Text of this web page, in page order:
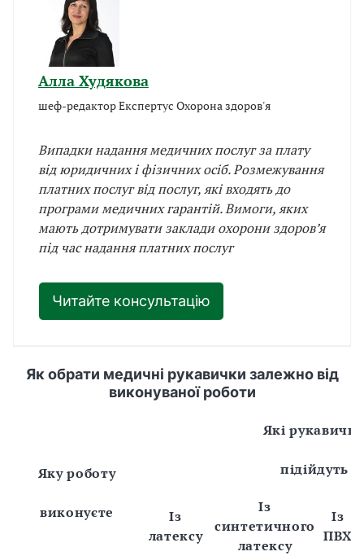
Алла Худякова
шеф-редактор Експертус Охорона здоров'я
Випадки надання медичних послуг за плату
від юридичних і фізичних осіб. Розмежування
платних послуг від послуг, які входять до
програми медичних гарантій. Вимоги, яких
мають дотримувати заклади охорони здоров’я
під час надання платних послуг
Читайте консультацію
Як обрати медичні рукавички залежно від
виконуваної роботи
Яку роботу
виконуєте
Які
підійдуть
Із
латексу
Із
синтетичного
латексу
Із
ПВХ